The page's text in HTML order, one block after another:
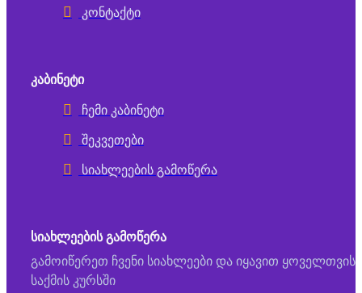
კონტაქტი
ᲙᲐᲑᲘᲜᲔᲢᲘ
ჩემი კაბინეტი
შეკვეთები
სიახლეების გამოწერა
ᲡᲘᲐᲮᲚᲔᲔᲑᲘᲡ ᲒᲐᲛᲝᲬᲔᲠᲐ
გამოიწერეთ ჩვენი სიახლეები და იყავით ყოველთვის
საქმის კურსში